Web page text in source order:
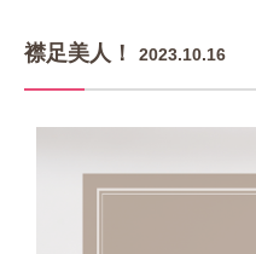
襟足美人！ 2023.10.16